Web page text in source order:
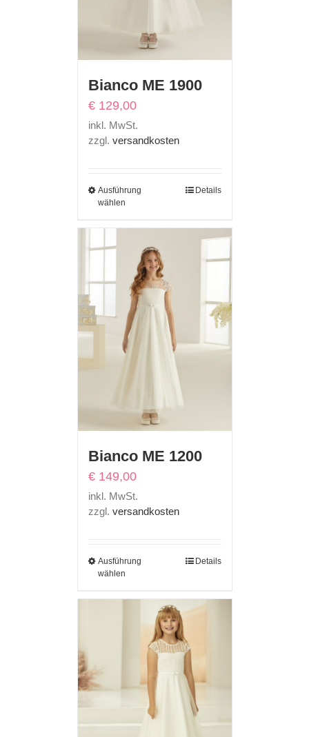
Bianco ME 1900
€129,00
inkl. MwSt.
zzgl. versandkosten
Ausführung
wählen
Details
Bianco ME 1200
€149,00
inkl. MwSt.
zzgl. versandkosten
Ausführung
wählen
Details